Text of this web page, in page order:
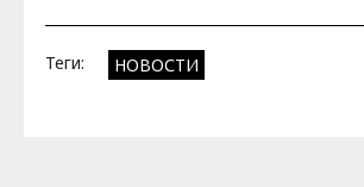
Теги: НОВОСТИ